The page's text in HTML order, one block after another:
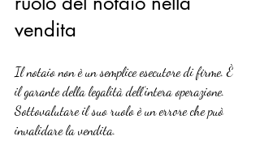
vendita
Il notaio non è un semplice esecutore di firme. È
il garante della legalità dell’intera operazione.
Sottovalutare il suo ruolo è un errore che può
invalidare la vendita.